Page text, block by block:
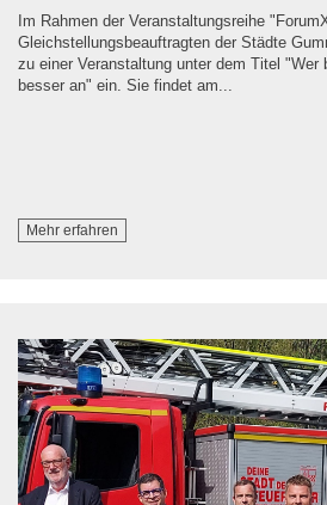
Im Rahmen der Veranstaltungsreihe
Gleichstellungsbeauftragten der Städte
zu einer Veranstaltung unter dem Titel
besser an" ein. Sie findet am...
Mehr erfahren